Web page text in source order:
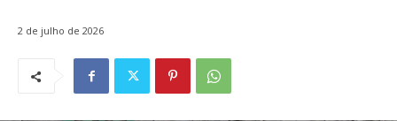
2 de julho de 2026